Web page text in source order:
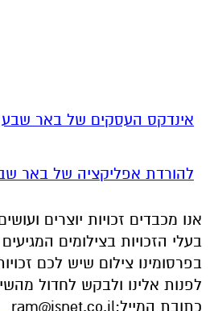
בפרסומינו צילום שיש לכם
כתובת המייל:ram@isnet.co.il
אולי יעניין